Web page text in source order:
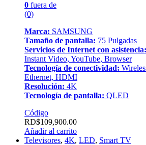
0 fuera de
(0)
Marca: SAMSUNG
Tamaño de pantalla: 75 Pulgadas
Servicios de Internet con asistencia:
Instant Video, YouTube, Browser
Tecnología de conectividad:
Ethernet, HDMI
Resolución: 4K
Tecnología de pantalla: QLED
Código
RD$109,900.00
Añadir al carrito
Televisores, 4K, LED, Smart TV